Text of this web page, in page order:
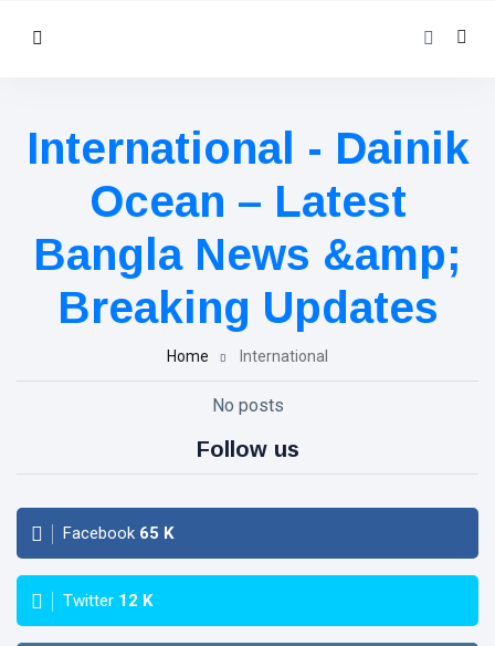
International - Dainik
Ocean – Latest
Bangla News &amp;
Breaking Updates
Home International
No posts
Follow us
Facebook 65 K
Twitter 12 K